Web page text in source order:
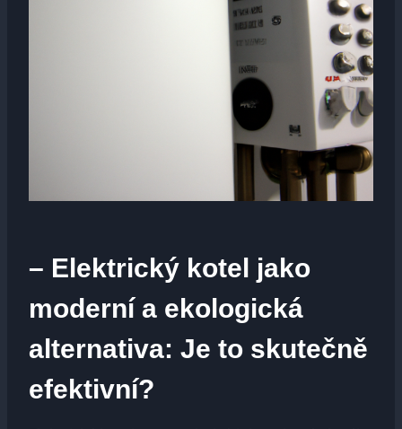
– Elektrický kotel jako
moderní a ekologická
alternativa: Je to skutečně
efektivní?